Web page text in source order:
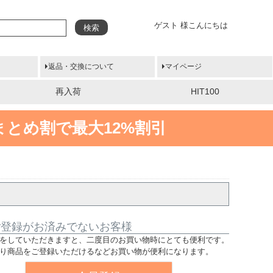
ゲスト 様こんにちは
検索
返品・交換について マイページ
再入荷 HIT100
め割で最大12%割引
録がお済みでないお客様
していただきますと、二度目のお買い物時にとても便利です。
商品をご登録いただけるなどお買い物が便利になります。